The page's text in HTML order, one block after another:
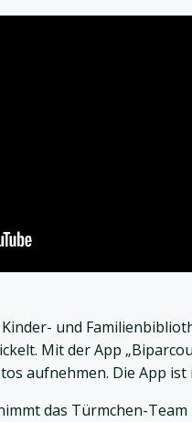
und
Mit der App
aufnehmen. Die App
das Türmchen-